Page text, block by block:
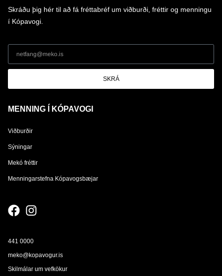
Skráðu þig hér til að fá fréttabréf um viðburði, fréttir og menningu
í Kópavogi.
SKRÁ
MENNING Í KÓPAVOGI
Viðburðir
Sýningar
Mekó fréttir
Menningarstefna Kópavogsbæjar
441 0000
meko@kopavogur.is
Skilmálar um vefkökur